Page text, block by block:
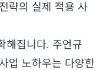
략의 실제 적용 사
해집니다. 주언규
업 노하우는 다양한